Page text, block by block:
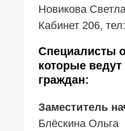
Новикова
Кабинет 206, тел:
Специалисты
которые
граждан:
Заместитель
Блёскина Ольга